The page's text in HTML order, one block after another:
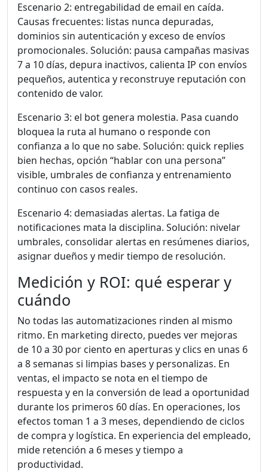
Escenario 2: entregabilidad de email en caída.
Causas frecuentes: listas nunca depuradas,
dominios sin autenticación y exceso de envíos
promocionales. Solución: pausa campañas masivas
7 a 10 días, depura inactivos, calienta IP con envíos
pequeños, autentica y reconstruye reputación con
contenido de valor.
Escenario 3: el bot genera molestia. Pasa cuando
bloquea la ruta al humano o responde con
confianza a lo que no sabe. Solución: quick replies
bien hechas, opción “hablar con una persona”
visible, umbrales de confianza y entrenamiento
continuo con casos reales.
Escenario 4: demasiadas alertas. La fatiga de
notificaciones mata la disciplina. Solución: nivelar
umbrales, consolidar alertas en resúmenes diarios,
asignar dueños y medir tiempo de resolución.
Medición y ROI: qué esperar y
cuándo
No todas las automatizaciones rinden al mismo
ritmo. En marketing directo, puedes ver mejoras
de 10 a 30 por ciento en aperturas y clics en unas 6
a 8 semanas si limpias bases y personalizas. En
ventas, el impacto se nota en el tiempo de
respuesta y en la conversión de lead a oportunidad
durante los primeros 60 días. En operaciones, los
efectos toman 1 a 3 meses, dependiendo de ciclos
de compra y logística. En experiencia del empleado,
mide retención a 6 meses y tiempo a
productividad.